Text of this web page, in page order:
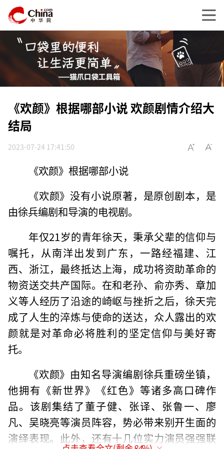
《欢颜》根据哪部小说 欢颜剧情介绍大
结局
2023-07-24 17:41:50
《欢颜》根据哪部小说
《欢颜》没有小说原著，是原创剧本，是
由徐兵编剧和导演的电视剧。
年仅21岁的青年徐天，秉承父辈的信仰与
嘱托，从南洋出发到广东，一路经福建、江
西、浙江，最终抵达上海，成功将资助革命的
物资送交共产国际。在和老孙、俞亦秀、章加
义等人经历了沿途的崎岖与挫折之后，徐天完
成了人生的淬炼与使命的送达，众人露出的欢
颜就是对革命必将胜利的坚定信仰与美好寄
托。
《欢颜》由知名导演编剧徐兵重磅坐镇，
他拥有《新世界》《红色》等诸多高口碑作
品。该剧集结了董子健、张译、张鲁一、廖
凡、吴晓亮等演员阵容，势必带来别开生面的
演绎表现。此外，还有十几位实力演员强强联